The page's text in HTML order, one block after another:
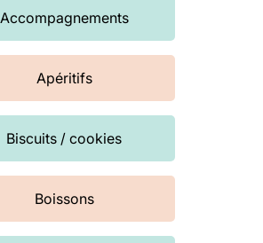
Accompagnements
Apéritifs
Biscuits / cookies
Boissons